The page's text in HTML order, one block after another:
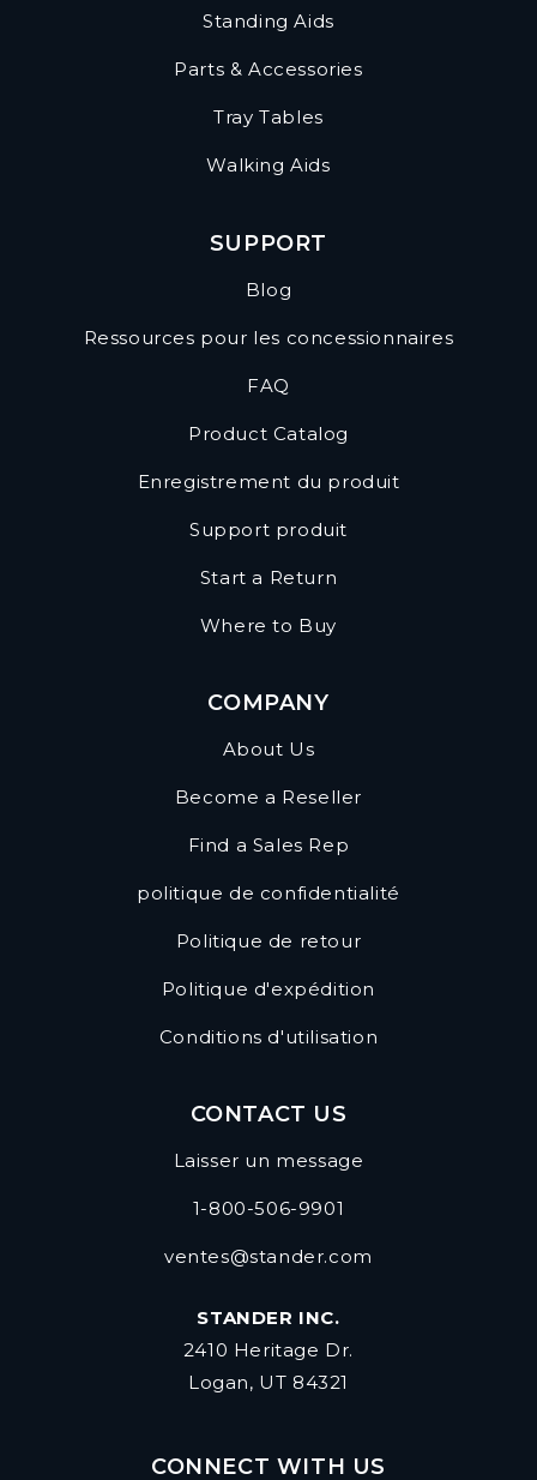
Standing Aids
Parts & Accessories
Tray Tables
Walking Aids
SUPPORT
Blog
Ressources pour les concessionnaires
FAQ
Product Catalog
Enregistrement du produit
Support produit
Start a Return
Where to Buy
COMPANY
About Us
Become a Reseller
Find a Sales Rep
politique de confidentialité
Politique de retour
Politique d'expédition
Conditions d'utilisation
CONTACT US
Laisser un message
1-800-506-9901
ventes@stander.com
STANDER INC.
2410 Heritage Dr.
Logan, UT 84321
CONNECT WITH US